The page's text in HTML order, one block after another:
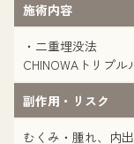
施術内容
・二重埋没法
CHINOWAトリプル
副作用・リスク
むくみ・腫れ、内